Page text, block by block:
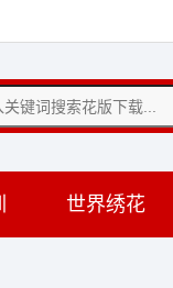
世界绣花